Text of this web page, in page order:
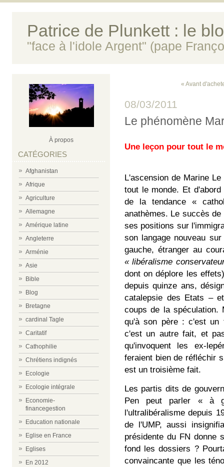
Patrice de Plunkett : le
"face à l'idole Argent" (pape
À propos
CATÉGORIES
Afghanistan
Afrique
Agriculture
Allemagne
Amérique latine
Angleterre
Arménie
Asie
Bible
Blog
Bretagne
cardinal Tagle
Caritatif
Cathophilie
Chrétiens indignés
Ecologie
Ecologie intégrale
Economie-
financegestion
Education nationale
Eglise en France
Eglises
En 2012
« Avant
08/03/2011
Le phénomène
Une leçon pour tout le
L'ascension de Marine
tout le monde. Et
de la tendance «
anathèmes. Le succès
ses positions sur
son langage nouveau
gauche, étranger au
« libéralisme
dont on déplore les
depuis quinze ans,
catalepsie des Etats –
coups de la spéculation.
qu'à son père : c'est un
c'est un autre fait, et
qu'invoquent les ex-
feraient bien de réfléchir
est un troisième fait.
Les partis dits de
Pen peut parler « à
l'ultralibéralisme depuis
de l'UMP, aussi
présidente du FN donne
fond les dossiers ?
convaincante que les